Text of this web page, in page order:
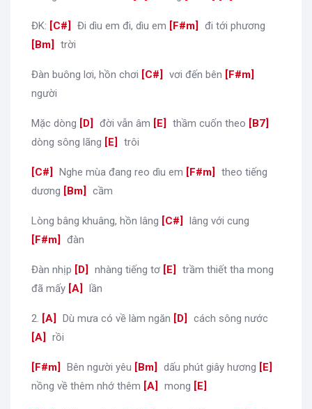
ĐK: [C# Đi dìu em đi, dìu em [F#m đi tới phương
Bm
trời
Đàn buông lơi, hồn chơi [C# vơi đến bên [F#m
người
Mặc dòng [D đời vẫn âm [E thầm cuốn theo [B7
dòng sông lãng [E trôi
[C# Nghe mùa đang reo dìu em [F#m
theo tiếng
dương [Bm cầm
Lòng bâng khuâng, hồn lâng [C# lâng với cung
F#m
đàn
Đàn nhịp [D nhàng tiếng tơ [E
trầm thiết tha mong
đã mấy [A lần
2. [A Dù mưa có về làm ngăn [D cách sông nước
A
rồi
[F#m Bên người yêu [Bm dấu phút giây hương [E
nồng về thêm nhớ thêm [A mong [E